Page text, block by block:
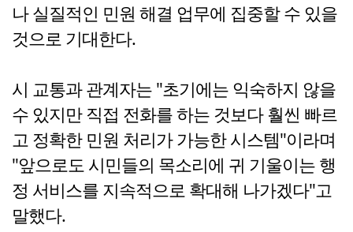
나 실질적인 민원 해결 업무에 집중할 수 있을
것으로 기대한다.
시 교통과 관계자는 "초기에는 익숙하지 않을
수 있지만 직접 전화를 하는 것보다 훨씬 빠르
고 정확한 민원 처리가 가능한 시스템"이라며
"앞으로도 시민들의 목소리에 귀 기울이는 행
정 서비스를 지속적으로 확대해 나가겠다"고
말했다.